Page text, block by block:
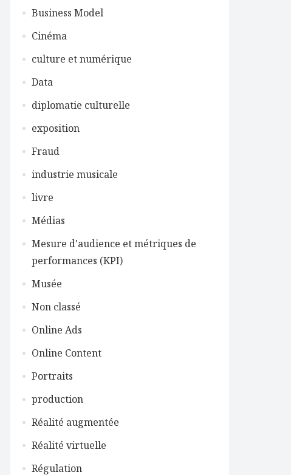
Business Model
Cinéma
culture et numérique
Data
diplomatie culturelle
exposition
Fraud
industrie musicale
livre
Médias
Mesure d'audience et métriques de
performances (KPI)
Musée
Non classé
Online Ads
Online Content
Portraits
production
Réalité augmentée
Réalité virtuelle
Régulation